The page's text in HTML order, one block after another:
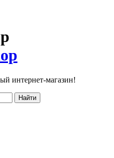
интернет-магазин!